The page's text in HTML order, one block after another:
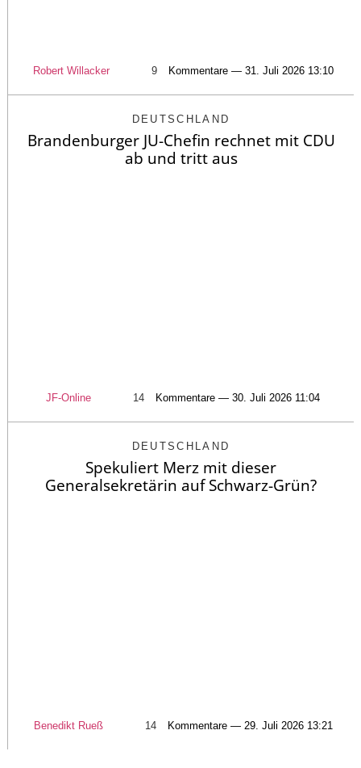
Robert Willacker 9 Kommentare — 31. Juli 2026 13:10
DEUTSCHLAND
Brandenburger JU-Chefin rechnet mit CDU
ab und tritt aus
JF-Online 14 Kommentare — 30. Juli 2026 11:04
DEUTSCHLAND
Spekuliert Merz mit dieser
Generalsekretärin auf Schwarz-Grün?
Benedikt Rueß 14 Kommentare — 29. Juli 2026 13:21